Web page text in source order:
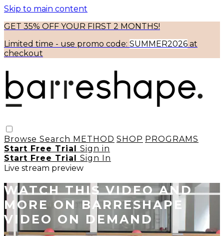
Skip to main content
GET 35% OFF YOUR FIRST 2 MONTHS!
Limited time - use promo code: SUMMER2026 at
checkout
Browse Search METHOD SHOP PROGRAMS
Start Free Trial Sign in
Start Free Trial Sign In
Live stream preview
WATCH THIS VIDEO AND
MORE ON BARRESHAPE
VIDEO ON DEMAND